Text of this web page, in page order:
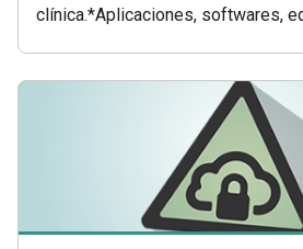
clínica.*Aplicaciones, softwares,